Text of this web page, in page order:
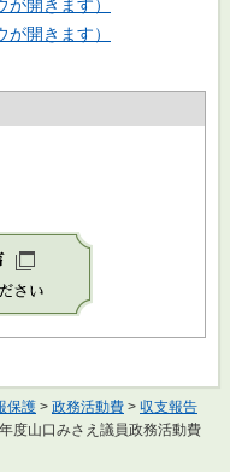
開きます）
開きます）
保護 > 政務活動費 > 収支報告
度山口みさえ議員政務活動費